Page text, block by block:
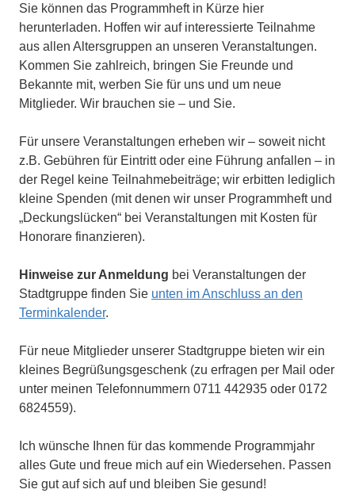
Sie können das Programmheft in Kürze hier
herunterladen. Hoffen wir auf interessierte Teilnahme
aus allen Altersgruppen an unseren Veranstaltungen.
Kommen Sie zahlreich, bringen Sie Freunde und
Bekannte mit, werben Sie für uns und um neue
Mitglieder. Wir brauchen sie – und Sie.
Für unsere Veranstaltungen erheben wir – soweit nicht
z.B. Gebühren für Eintritt oder eine Führung anfallen – in
der Regel keine Teilnahmebeiträge; wir erbitten lediglich
kleine Spenden (mit denen wir unser Programmheft und
„Deckungslücken“ bei Veranstaltungen mit Kosten für
Honorare finanzieren).
Hinweise zur Anmeldung bei Veranstaltungen der
Stadtgruppe finden Sie unten im Anschluss an den
Terminkalender.
Für neue Mitglieder unserer Stadtgruppe bieten wir ein
kleines Begrüßungsgeschenk (zu erfragen per Mail oder
unter meinen Telefonnummern 0711 442935 oder 0172
6824559).
Ich wünsche Ihnen für das kommende Programmjahr
alles Gute und freue mich auf ein Wiedersehen. Passen
Sie gut auf sich auf und bleiben Sie gesund!